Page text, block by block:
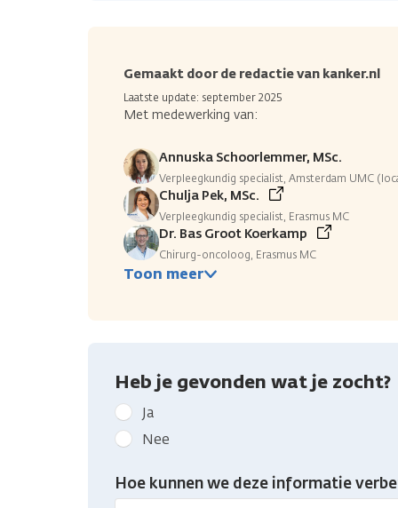
Gemaakt door de redactie van kanker.nl
Laatste update: september 2025
Met medewerking van:
Annuska Schoorlemmer, MSc.
Verpleegkundig specialist, Amsterdam UMC
Chulja Pek, MSc.
Verpleegkundig specialist, Erasmus MC
Dr. Bas Groot Koerkamp
Chirurg-oncoloog, Erasmus MC
Toon meer
Heb je gevonden wat je zocht?
Geef
kanker.nl
feedback:
Heb
je
Ja
Nee
Hoe kunnen we deze informatie